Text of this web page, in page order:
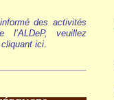
des activités
l’ALDeP, veuillez
ici.